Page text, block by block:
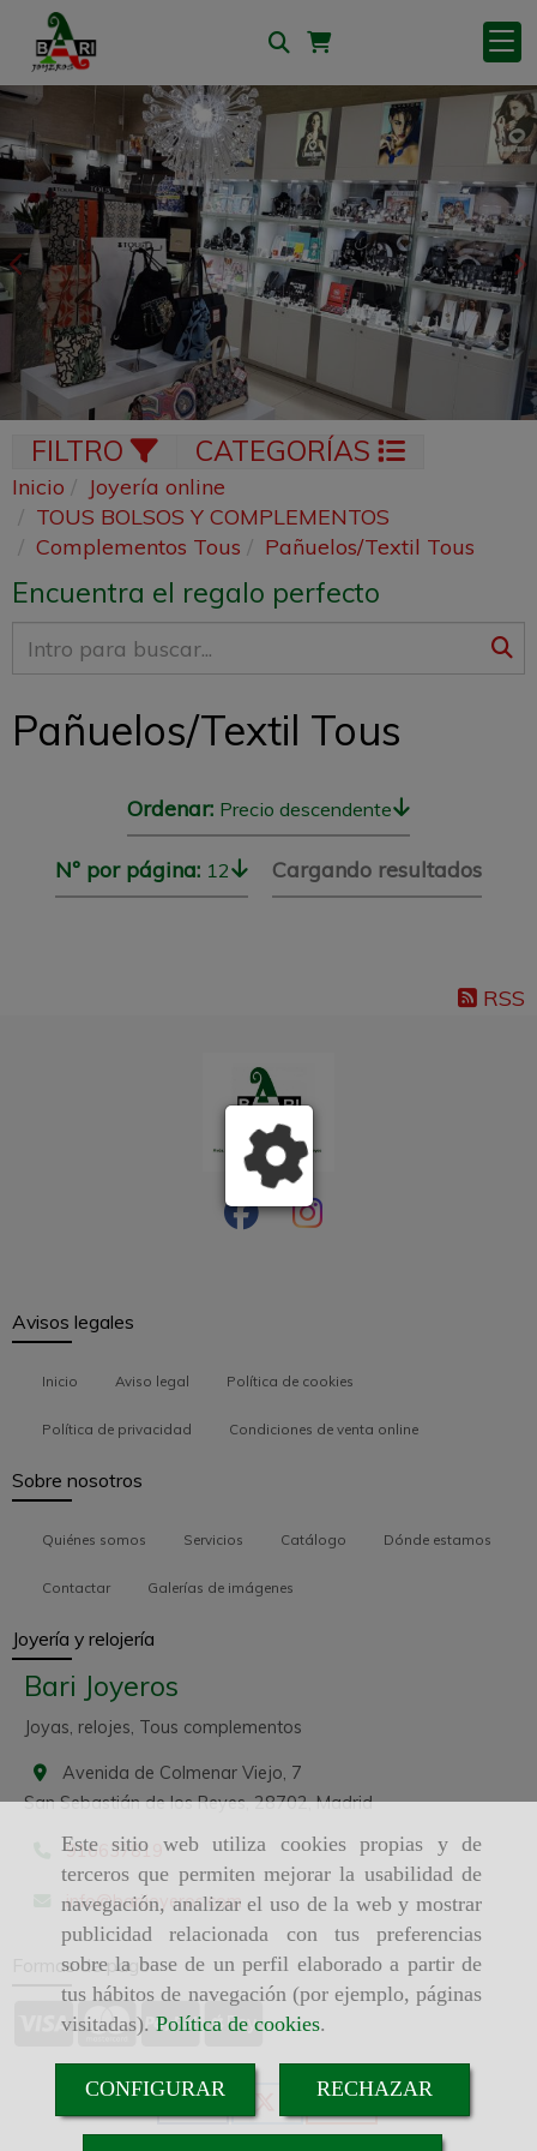
Este sitio web utiliza cookies propias y de
terceros que permiten mejorar la usabilidad de
navegación, analizar el uso de la web y mostrar
publicidad relacionada con tus preferencias
sobre la base de un perfil elaborado a partir de
tus hábitos de navegación (por ejemplo, páginas
visitadas). Política de cookies.
CONFIGURAR RECHAZAR
Anterior
FILTRO CATEGORÍAS
Inicio
Joyería online
TOUS BOLSOS Y COMPLEMENTOS
Complementos Tous
Pañuelos/Textil Tous
Encuentra el regalo perfecto
Pañuelos/Textil Tous
Ordenar: Precio descendente
Nº por página: 12 Cargando resultados
RSS
Avisos legales
Inicio Aviso legal Política de cookies
Política de privacidad Condiciones de venta online
Sobre nosotros
Quiénes somos Servicios Catálogo Dónde estamos
Contactar Galerías de imágenes
Joyería y relojería
Bari Joyeros
Joyas, relojes, Tous complementos
Avenida de Colmenar Viejo, 7
San Sebastián de los Reyes,28702,Madrid
916637819
info barijoyeros.com
Formas de pago